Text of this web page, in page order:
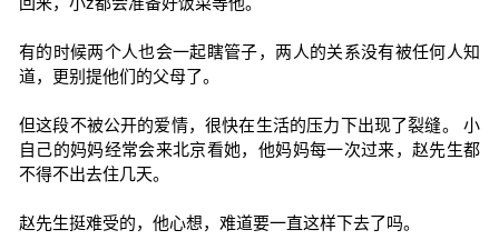
有的时候两个人也会一起瞎管子，两人的关系没有被任何人知
道，更别提他们的父母了。
但这段不被公开的爱情，很快在生活的压力下出现了裂缝。 小
自己的妈妈经常会来北京看她，他妈妈每一次过来，赵先生都
不得不出去住几天。
赵先生挺难受的，他心想，难道要一直这样下去了吗。